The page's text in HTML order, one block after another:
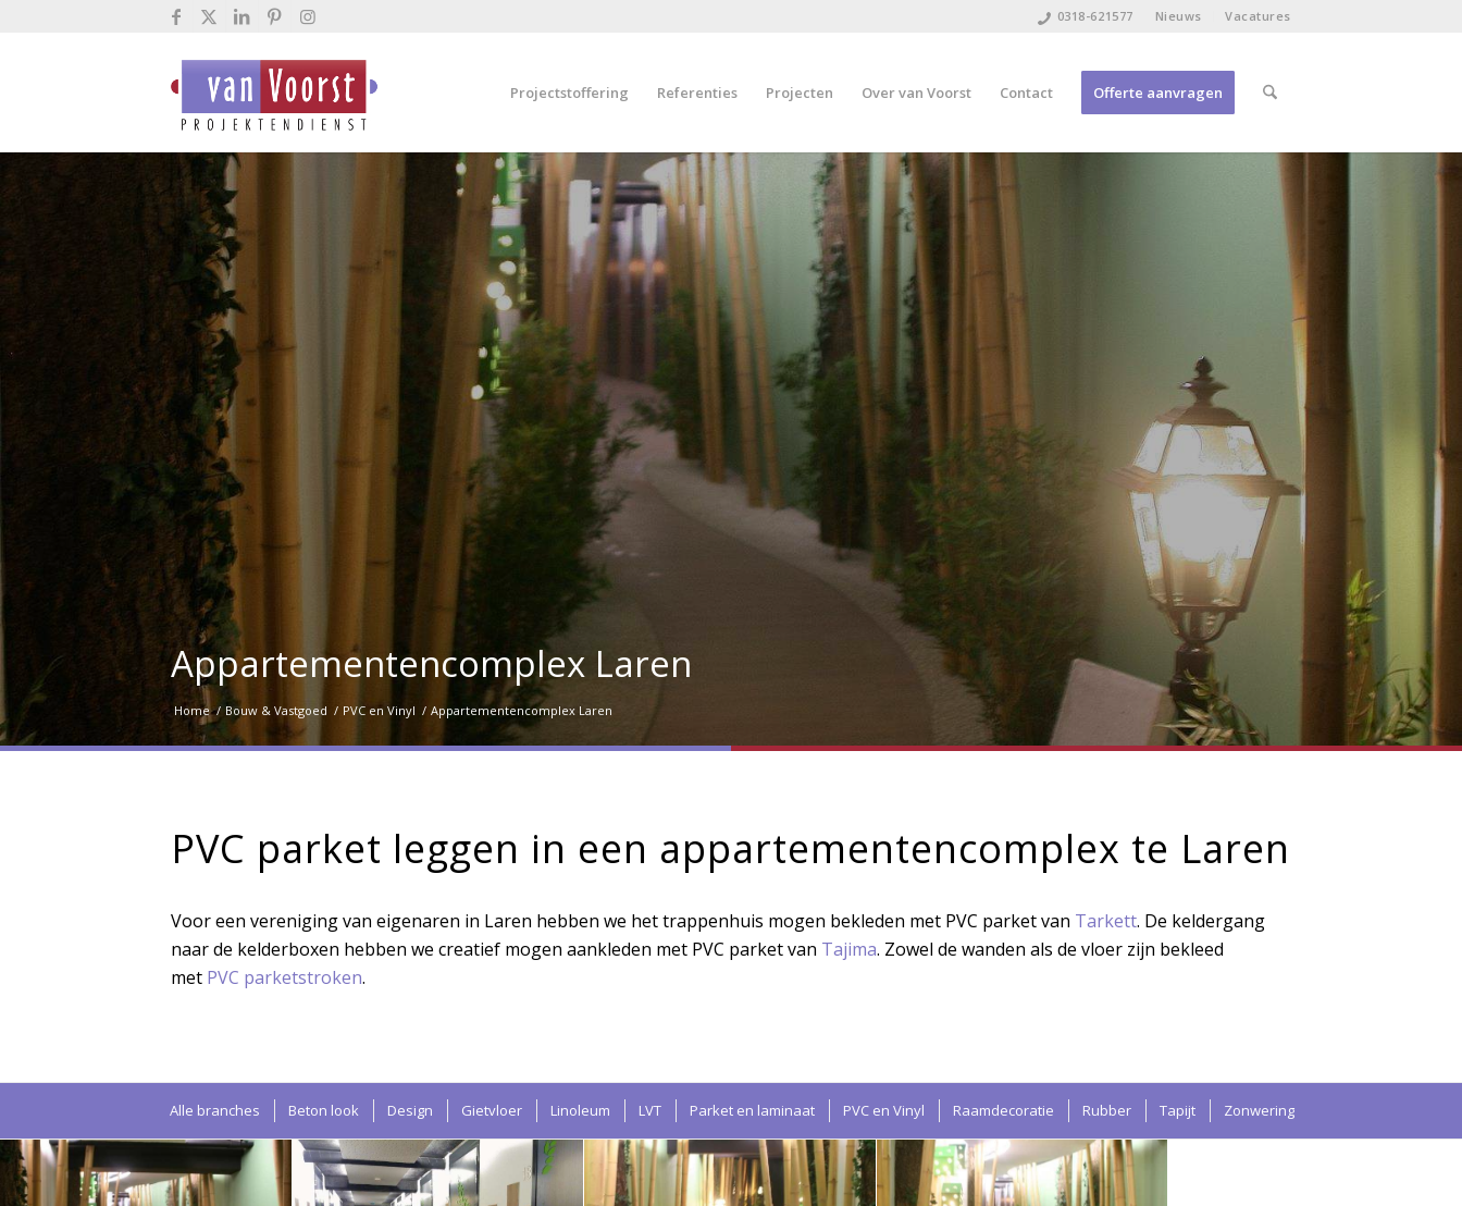
Nieuws Vacatures
0318-621577
Projectstoffering Referenties Projecten Over van Voorst Contact Offerte aanvragen
Appartementencomplex Laren
Home / Bouw & Vastgoed / PVC en Vinyl / Appartementencomplex Laren
PVC parket leggen in een appartementencomplex te Laren
Voor een vereniging van eigenaren in Laren hebben we het trappenhuis mogen bekleden met PVC parket van Tarkett. De keldergang
naar de kelderboxen hebben we creatief mogen aankleden met PVC parket van Tajima. Zowel de wanden als de vloer zijn bekleed
met PVC parketstroken.
Alle branches Beton look Design Gietvloer Linoleum LVT Parket en laminaat PVC en Vinyl Raamdecoratie Rubber Tapijt Zonwering